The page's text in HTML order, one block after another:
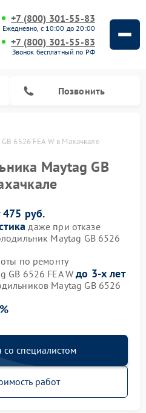
+7 (800) 301-55-83
Ежедневно, с 10:00 до 20:00
+7 (800) 301-55-83
Звонок бесплатный по РФ
Позвонить
6526 FEA W в Махачкале
Maytag GB
475 руб.
даже при отказе
Maytag GB 6526
по ремонту
GB 6526 FEA Wдо 3-х лет
Maytag GB 6526
со специалистом
работ